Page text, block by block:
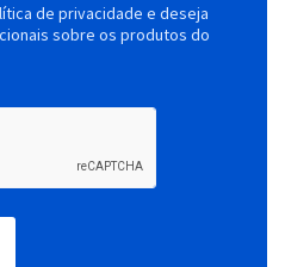
de privacidade e deseja
sobre os produtos do